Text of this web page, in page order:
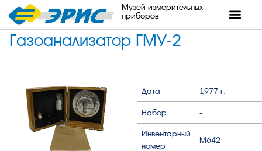
Музей измерительных
приборов
Газоанализатор ГМУ-2
Дата 1977 г.
Набор -
Инвентарный
номер
М642